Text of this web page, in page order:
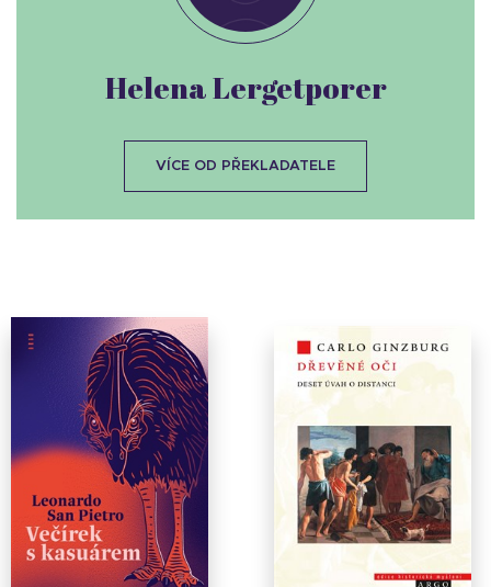
Helena Lergetporer
VÍCE OD PŘEKLADATELE